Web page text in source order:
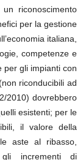
riconoscimento
per la gestione
italiana,
competenze e
per gli impianti con
riconducibili ad
2010) dovrebbero
esistenti; per le
il valore della
aste al ribasso,
incrementi di